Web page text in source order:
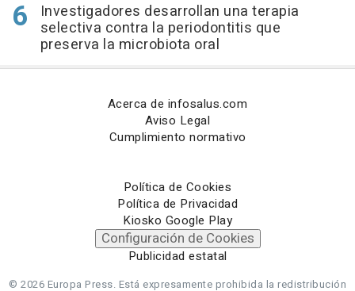
Investigadores desarrollan una terapia
selectiva contra la periodontitis que
preserva la microbiota oral
Acerca de infosalus.com
Aviso Legal
Cumplimiento normativo
Política de Cookies
Política de Privacidad
Kiosko Google Play
Configuración de Cookies
Publicidad estatal
© 2026 Europa Press. Está expresamente prohibida la redistribución